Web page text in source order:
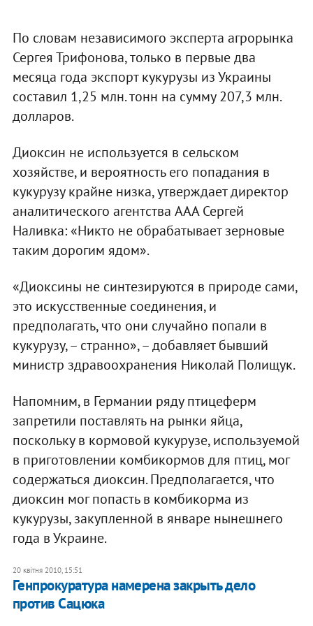
По словам независимого эксперта агрорынка
Сергея Трифонова, только в первые два
месяца года экспорт кукурузы из Украины
составил 1,25 млн. тонн на сумму 207,3 млн.
долларов.
Диоксин не используется в сельском
хозяйстве, и вероятность его попадания в
кукурузу крайне низка, утверждает директор
аналитического агентства AAA Сергей
Наливка: «Никто не обрабатывает зерновые
таким дорогим ядом».
«Диоксины не синтезируются в природе сами,
это искусственные соединения, и
предполагать, что они случайно попали в
кукурузу, – странно», – добавляет бывший
министр здравоохранения Николай Полищук.
Напомним, в Германии ряду птицеферм
запретили поставлять на рынки яйца,
поскольку в кормовой кукурузе, используемой
в приготовлении комбикормов для птиц, мог
содержаться диоксин. Предполагается, что
диоксин мог попасть в комбикорма из
кукурузы, закупленной в январе нынешнего
года в Украине.
20 квітня 2010, 15:51
Генпрокуратура намерена закрыть дело
против Сацюка